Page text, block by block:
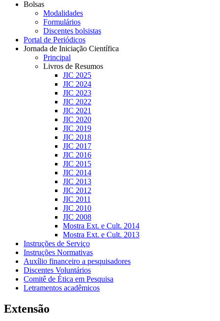
Bolsas
Modalidades
Formulários
Discentes bolsistas
Portal de Periódicos
Jornada de Iniciação Científica
Principal
Livros de Resumos
JIC 2025
JIC 2024
JIC 2023
JIC 2022
JIC 2021
JIC 2020
JIC 2019
JIC 2018
JIC 2017
JIC 2016
JIC 2015
JIC 2014
JIC 2013
JIC 2012
JIC 2011
JIC 2010
JIC 2008
Mostra Ext. e Cult. 2014
Mostra Ext. e Cult. 2013
Instruções de Serviço
Instruções Normativas
Auxílio financeiro a pesquisadores
Discentes Voluntários
Comitê de Ética em Pesquisa
Letramentos acadêmicos
Extensão